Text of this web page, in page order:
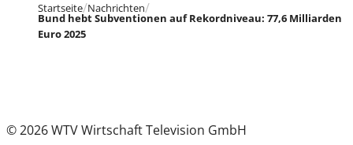
Startseite Nachrichten
Bund hebt Subventionen auf Rekordniveau: 77,6 Milliarden
Euro 2025
© 2026 WTV Wirtschaft Television GmbH